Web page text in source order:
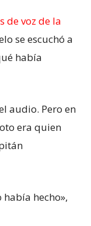
de voz de la
se escuchó a
había
audio. Pero en
era quien
hecho»,